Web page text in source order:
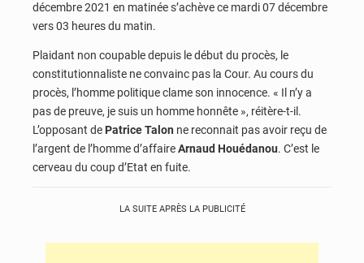
décembre 2021 en matinée s’achève ce mardi 07 décembre
vers 03 heures du matin.
Plaidant non coupable depuis le début du procès, le
constitutionnaliste ne convainc pas la Cour. Au cours du
procès, l’homme politique clame son innocence. « Il n’y a
pas de preuve, je suis un homme honnête », réitère-t-il.
L’opposant de Patrice Talon ne reconnait pas avoir reçu de
l’argent de l’homme d’affaireArnaud Houédanou. C’est le
cerveau du coup d’Etat en fuite.
LA SUITE APRÈS LA PUBLICITÉ